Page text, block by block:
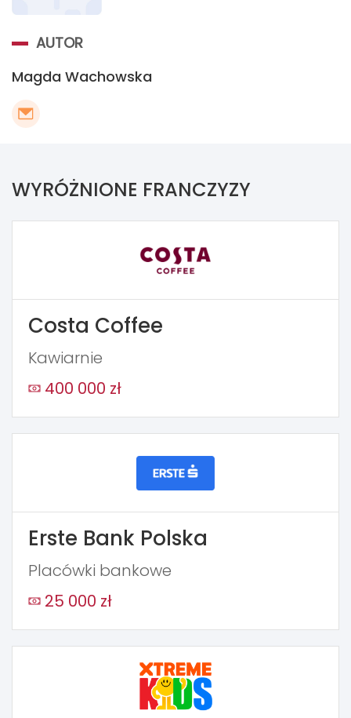
AUTOR
Magda Wachowska
WYRÓŻNIONE FRANCZYZY
Costa Coffee
Kawiarnie
400 000 zł
Erste Bank Polska
Placówki bankowe
25 000 zł